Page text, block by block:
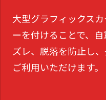
大型グラフィックス
ーを付けることで、
ズレ、脱落を防止し
ご利用いただけます。